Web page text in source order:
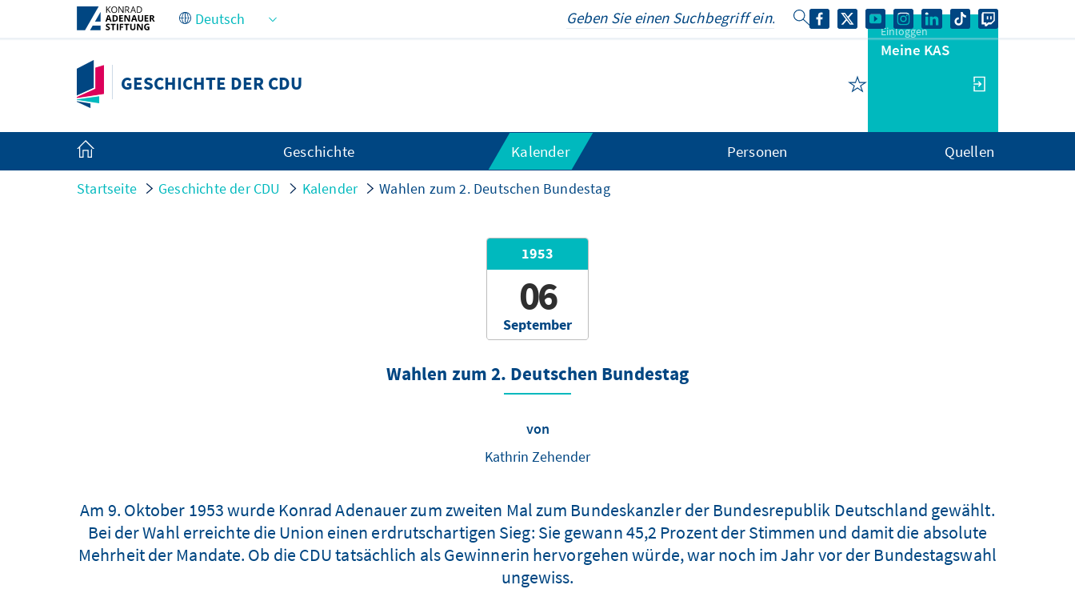
Zum Hauptinhalt springen
GESCHICHTE DER CDU
Einloggen
Meine KAS
Geschichte Kalender Personen Quellen
Startseite Geschichte der CDU Kalender Wahlen zum 2. Deutschen Bundestag
September
1953
06
Wahlen zum 2. Deutschen Bundestag
von
Kathrin Zehender
Am 9. Oktober 1953 wurde Konrad Adenauer zum zweiten Mal zum Bundeskanzler der Bundesrepublik Deutschland gewählt.
Bei der Wahl erreichte die Union einen erdrutschartigen Sieg: Sie gewann 45,2 Prozent der Stimmen und damit die absolute
Mehrheit der Mandate. Ob die CDU tatsächlich als Gewinnerin hervorgehen würde, war noch im Jahr vor der Bundestagswahl
ungewiss.